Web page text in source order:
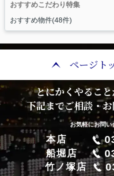
おすすめこだわり特集
おすすめ物件(48件)
ページト
とにかくやるこ
下記までご相談・
お気軽にお問
本店
船堀店
竹ノ塚店